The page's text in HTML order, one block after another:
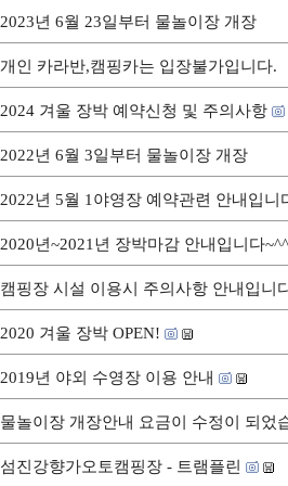
2023년 6월 23일부터 물놀이장 개장
개인 카라반,캠핑카는 입장불가입니다.
2024 겨울 장박 예약신청 및 주의사항
2022년 6월 3일부터 물놀이장 개장
2022년 5월 1야영장 예약관련 안내입니
2020년~2021년 장박마감 안내입니다~^^
캠핑장 시설 이용시 주의사항 안내입니
2020 겨울 장박 OPEN!
2019년 야외 수영장 이용 안내
물놀이장 개장안내 요금이 수정이 되었
섬진강향가오토캠핑장 - 트램플린